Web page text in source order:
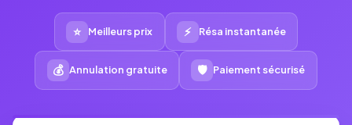
⭐ Meilleurs prix ⚡ Résa instantanée
💰 Annulation gratuite 🛡 Paiement sécurisé